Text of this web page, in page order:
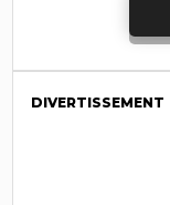
DIVERTISSEMENT